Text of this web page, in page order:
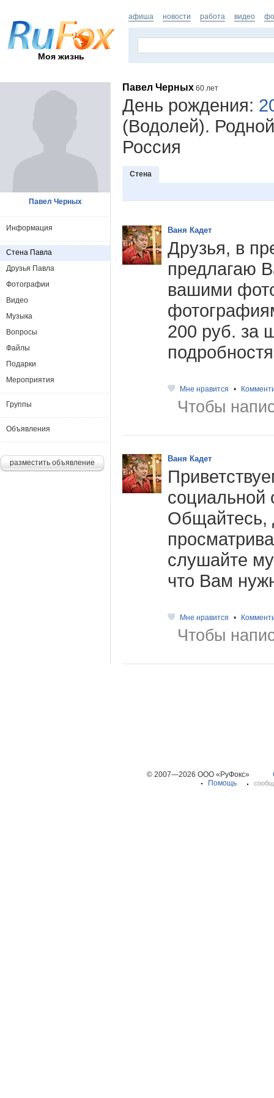
Моя жизнь
афиша новости работа видео
Павел Черных 60 лет
День рождения:
(Водолей).
Россия
Стена
Ваня Кадет
Друзья, в
предлагаю
вашими
200 руб. за
Мне нравится •
Чтобы
Ваня Кадет
Общайтесь,
слушайте
что Вам
Мне нравится •
Чтобы
Павел Черных
Информация
Стена Павла
Друзья Павла
Фотографии
Видео
Музыка
Вопросы
Файлы
Подарки
Мероприятия
Группы
Объявления
разместить объявление
© 2007—2026 ООО «РуФокс»
Помощь